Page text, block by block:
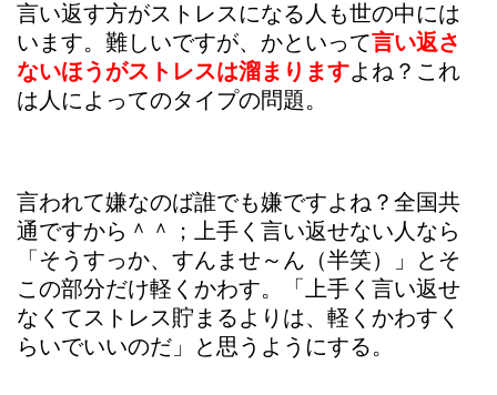
言い返す方がストレスになる人も世の中には
います。難しいですが、かといって言い返さ
ないほうがストレスは溜まりますよね？これ
は人によってのタイプの問題。
言われて嫌なのば誰でも嫌ですよね？全国共
通ですから＾＾；上手く言い返せない人なら
「そうすっか、すんませ～ん（半笑）」とそ
この部分だけ軽くかわす。「上手く言い返せ
なくてストレス貯まるよりは、軽くかわすく
らいでいいのだ」と思うようにする。